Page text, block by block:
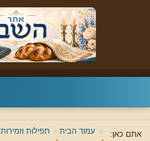
אתם כאן: עמוד הבית תפילות וזמירות